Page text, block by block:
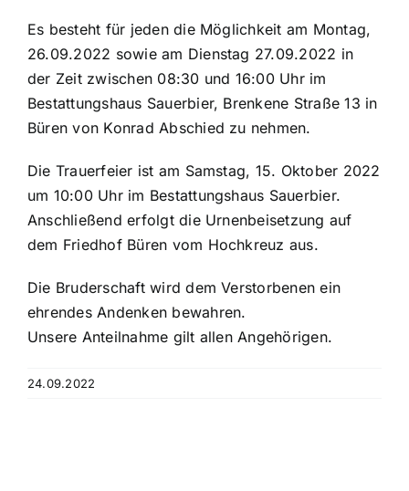
Galerie
Kontakt
Es besteht für jeden die Möglichkeit am Montag,
26.09.2022 sowie am Dienstag 27.09.2022 in
der Zeit zwischen 08:30 und 16:00 Uhr im
Bestattungshaus Sauerbier, Brenkene Straße 13 in
Büren von Konrad Abschied zu nehmen.
Die Trauerfeier ist am Samstag, 15. Oktober 2022
um 10:00 Uhr im Bestattungshaus Sauerbier.
Anschließend erfolgt die Urnenbeisetzung auf
dem Friedhof Büren vom Hochkreuz aus.
Die Bruderschaft wird dem Verstorbenen ein
ehrendes Andenken bewahren.
Unsere Anteilnahme gilt allen Angehörigen.
24.09.2022